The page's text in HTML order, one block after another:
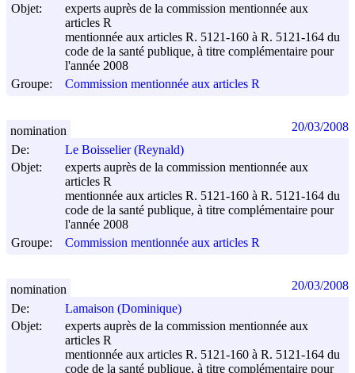
Objet:
experts auprès de la commission mentionnée aux
articles R
mentionnée aux articles R. 5121-160 à R. 5121-164 du
code de la santé publique, à titre complémentaire pour
l'année 2008
Groupe:
Commission mentionnée aux articles R
De:
Le Boisselier (Reynald)
Objet:
experts auprès de la commission mentionnée aux
articles R
mentionnée aux articles R. 5121-160 à R. 5121-164 du
code de la santé publique, à titre complémentaire pour
l'année 2008
Groupe:
Commission mentionnée aux articles R
nomination 20/03/2008
De:
Lamaison (Dominique)
Objet:
experts auprès de la commission mentionnée aux
articles R
mentionnée aux articles R. 5121-160 à R. 5121-164 du
code de la santé publique, à titre complémentaire pour
nomination 20/03/2008